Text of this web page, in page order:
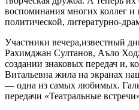
воспоминания многих коллег и
политической, литературно-
Участники вечера,известный
Рахимджан Султанов, Аъло
создании знаковых передач и,
Витальевна жила на экранах
— одна из самых любимых.
передачи «Театральные